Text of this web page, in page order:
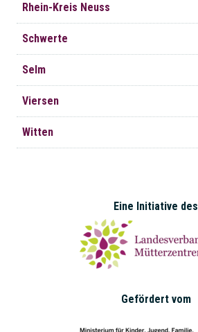
Rhein-Kreis Neuss
Schwerte
Selm
Viersen
Witten
Eine Initiative des
Gefördert vom